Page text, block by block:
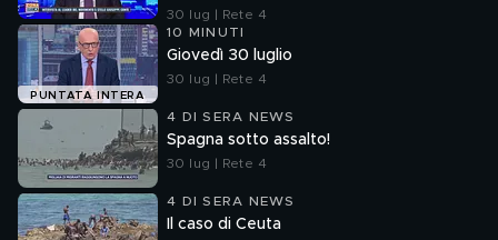
30 lug | Rete 4
PUNTATA INTERA
10 MINUTI
Giovedì 30 luglio
30 lug | Rete 4
4 DI SERA NEWS
Spagna sotto assalto!
30 lug | Rete 4
4 DI SERA NEWS
Il caso di Ceuta